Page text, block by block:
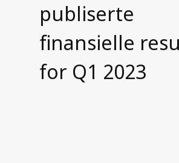
Webinar
Bli kunde
Integrasjoner
publiserte
finansielle
for Q1 2023